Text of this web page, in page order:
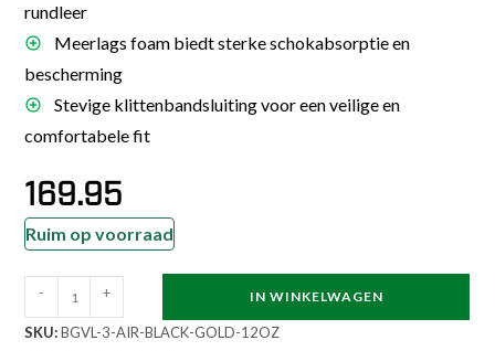
rundleer
Meerlags foam biedt sterke schokabsorptie en
bescherming
Stevige klittenbandsluiting voor een veilige en
comfortabele fit
169.95
Ruim op voorraad
Twins
Special
Air
- + IN WINKELWAGEN
SKU:BGVL-3-AIR-BLACK-GOLD-12OZ